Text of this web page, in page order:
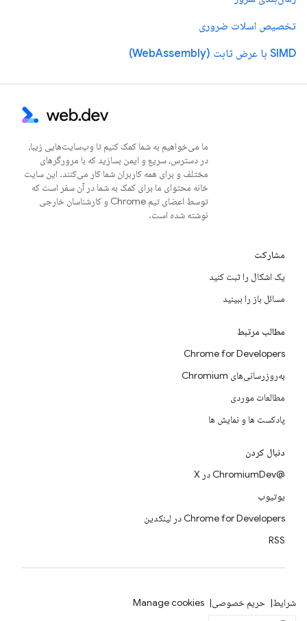
تخصیص اسلات ضروری
SIMD با عرض ثابت (WebAssembly)
ما می‌خواهیم به شما کمک کنیم تا وب‌سایت‌هایی زیبا،
در دسترس، سریع و ایمن بسازید که با مرورگرهای
مختلف و برای همه کاربران شما کار می‌کنند. این سایت
خانه محتوای ما برای کمک به شما در آن سفر است که
توسط اعضای تیم Chrome و کارشناسان خارجی
نوشته شده است.
مشارکت
یک اشکال را ثبت کنید
مسائل باز را ببینید
مطالب مرتبط
Chrome for Developers
به‌روزرسانی‌های Chromium
مطالعات موردی
پادکست ها و نمایش ها
دنبال کردن
@ChromiumDev در X
یوتیوب
Chrome for Developers در لینکدین
RSS
شرایط حریم خصوصی Manage cookies